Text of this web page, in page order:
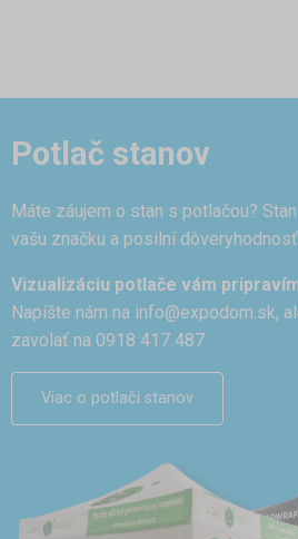
Potlač stanov
Máte záujem o stan s potlačou?
vašu značku a posilní
Vizualizáciu potlače vám
Napíšte nám na info@expodom.sk,
zavolať na 0918 417 487
Viac o potlači stanov